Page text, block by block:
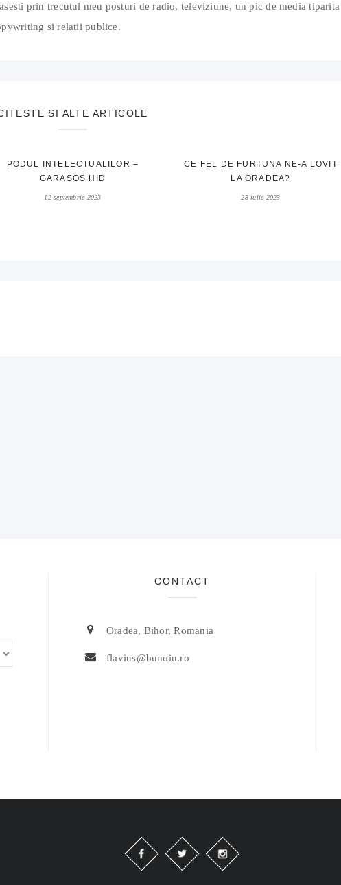
prin trecutul meu posturi de radio, televiziune, un pic de media tiparita
si relatii publice.
SI ALTE ARTICOLE
PODUL INTELECTUALILOR –
GARASOS HID
12 septembrie 2023
CE FEL DE FURTUNA NE-A LOVIT
LA ORADEA?
28 iulie 2023
CONTACT
Oradea, Bihor, Romania
flavius@bunoiu.ro